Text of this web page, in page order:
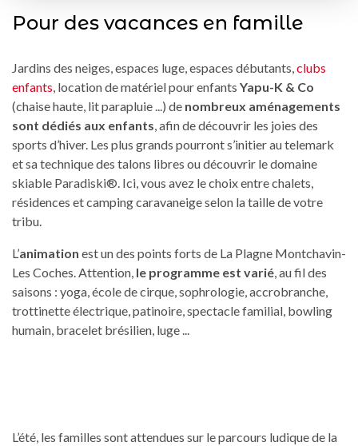
Pour des vacances en famille
Jardins des neiges, espaces luge, espaces débutants,clubs
enfants, location de matériel pour enfants Yapu-K & Co
(chaise haute, lit parapluie ...) de nombreux aménagements
sont dédiés aux enfants, afin de découvrir les joies des
sports d’hiver. Les plus grands pourront s’initier au telemark
et sa technique des talons libres ou découvrir le domaine
skiable Paradiski®. Ici, vous avez le choix entre chalets,
résidences et camping caravaneige selon la taille de votre
tribu.
L’animation est un des points forts de La Plagne Montchavin-
Les Coches. Attention, le programme est varié, au fil des
saisons : yoga, école de cirque, sophrologie, accrobranche,
trottinette électrique, patinoire, spectacle familial, bowling
humain, bracelet brésilien, luge ...
L’été, les familles sont attendues sur le parcours ludique de la